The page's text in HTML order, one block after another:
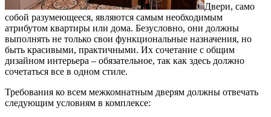
Двери, само
собой разумеющееся, являются самым необходимым
атрибутом квартиры или дома. Безусловно, они должны
выполнять не только свои функциональные назначения, но
быть красивыми, практичными. Их сочетание с общим
дизайном интерьера – обязательное, так как здесь должно
сочетаться все в одном стиле.
Требования ко всем межкомнатным дверям должны отвечать
следующим условиям в комплексе: